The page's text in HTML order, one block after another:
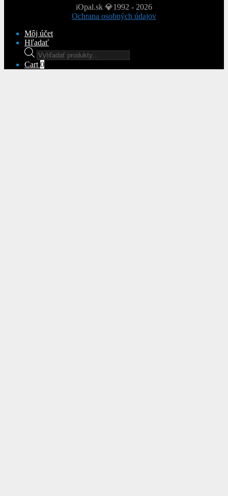
iOpal.sk 💎1992 - 2026
Ochrana osobných údajov
Môj účet
Hľadať
Products
search
Cart 0